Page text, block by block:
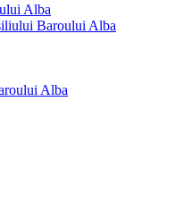
Alba
Baroului Alba
Alba